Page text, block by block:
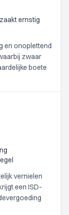
ernstig
en onoplettend
zwaar
boete
vernielen
een ISD-